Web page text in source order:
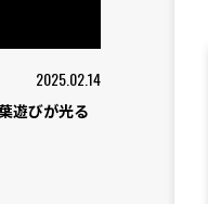
2025.02.14
遊びが光る